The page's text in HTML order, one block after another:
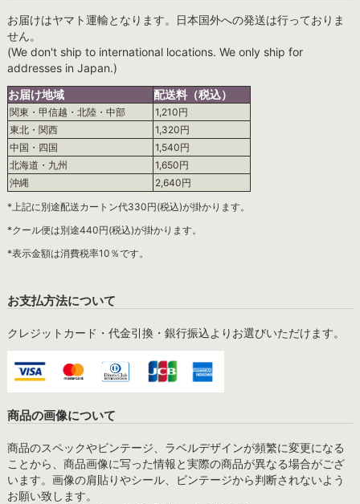
お届けはヤマト運輸となります。日本国外への発送は行っておりま
せん。
(We don't ship to international locations. We only ship for
addresses in Japan.)
お届け地域
配送料（税込）
関東・甲信越・北陸・中部
1,210円
東北・関西
1,320円
中国・四国
1,540円
北海道・九州
1,650円
沖縄
2,640円
*上記に別途配送カートン代330円(税込)が掛かります。
*クール便は別途440円(税込)が掛かります。
*表示金額は消費税率10％です。
お支払方法について
クレジットカード・代金引換・銀行振込よりお選びいただけます。
商品の画像について
商品のスペックやビンテージ、ラベルデザインが頻繁に変更になる
ことから、商品画像に写った情報と実際の商品が異なる場合がござ
います。画像の肩貼りやシール、ビンテージから判断されないよう
お願い致します。